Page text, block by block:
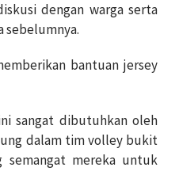
dengan warga serta
sebelumnya.
bantuan jersey
sangat dibutuhkan oleh
dalam tim volley bukit
semangat mereka untuk